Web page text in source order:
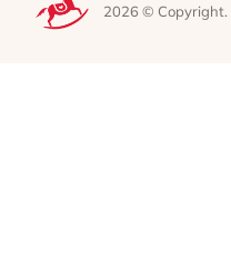
2026 © Copyright.